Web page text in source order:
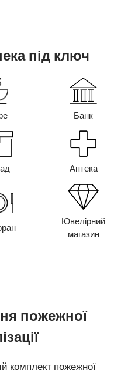
під ключ
Банк
Аптека
Ювелірний
магазин
пожежної
комплект пожежної